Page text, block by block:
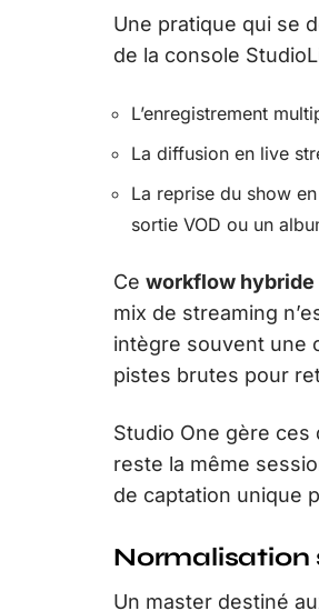
Une pratique qui se
de la console
L’enregistrement
La diffusion en live
La reprise du show
sortie VOD ou un
Ce workflow
mix de streaming
intègre souvent une
pistes brutes pour
Studio One gère
reste la même
de captation unique
Normalisation
Un master destiné